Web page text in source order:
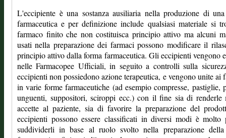
L'eccipiente è una sostanza ausiliaria nella produzione di
farmaceutica e per definizione include qualsiasi materiale si
farmaco finito che non costituisca principio attivo ma alcuni
usati nella preparazione dei farmaci possono modificare il
principio attivo dalla forma farmaceutica. Gli eccipienti vengono
nelle Farmacopee Ufficiali, in seguito a controlli sulla
eccipienti non possiedono azione terapeutica, e vengono unite ai
in varie forme farmaceutiche (ad esempio compresse, pastiglie,
unguenti, suppositori, sciroppi ecc.) con il fine sia di renderle
accette al paziente, sia di favorire la preparazione del
eccipienti possono essere classificati in diversi modi è molto
suddividerli in base al ruolo svolto nella preparazione